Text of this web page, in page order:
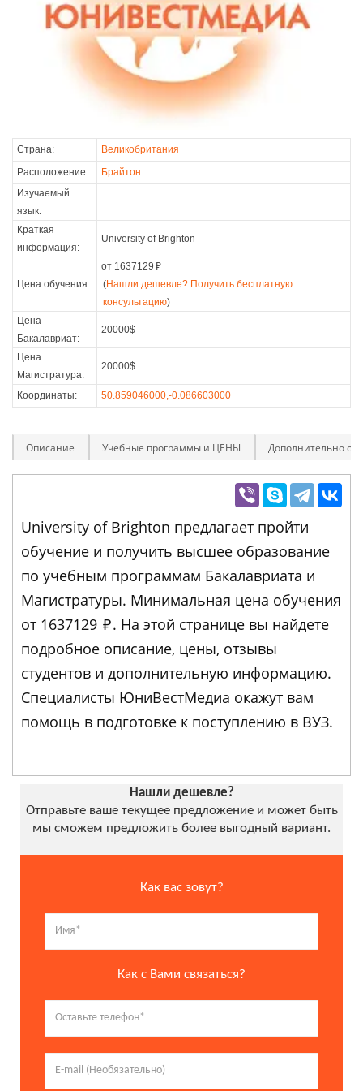
Страна:
Великобритания
Расположение:
Брайтон
Изучаемый
язык:
Краткая
информация:
University of Brighton
Цена обучения:
от 1637129 ₽
(Нашли дешевле? Получить бесплатную
консультацию)
Цена
Бакалавриат:
20000$
Цена
Магистратура:
20000$
Координаты: 50.859046000,-0.086603000
Описание Учебные программы и ЦЕНЫ Дополнительно
University of Brighton предлагает пройти
обучение и получить высшее образование
по учебным программам Бакалавриата и
Магистратуры. Минимальная цена обучения
от 1637129 ₽. На этой странице вы найдете
подробное описание, цены, отзывы
студентов и дополнительную информацию.
Специалисты ЮниВестМедиа окажут вам
помощь в подготовке к поступлению в ВУЗ.
Нашли дешевле?
Отправьте ваше текущее предложение и может быть
мы сможем предложить более выгодный вариант.
Как вас зовут?
Как с Вами связаться?